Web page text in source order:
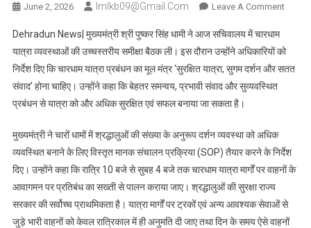
June 2, 2026 Imlkb09@gmail.com Leave A CommentOn
का
मूल
दर्शन
और
संवाद’:
Dehradun News| मुख्यमंत्री श्री पुष्कर सिंह धामी ने आज सचिवालय में चारधाम
यात्रा व्यवस्थाओं की उच्चस्तरीय समीक्षा बैठक ली। इस दौरान उन्होंने अधिकारियों को
निर्देश दिए कि चारधाम यात्रा प्रबंधन का मूल मंत्र ‘सुरक्षित यात्रा, सुगम दर्शन और सतत
संवाद’ होना चाहिए। उन्होंने कहा कि बेहतर समन्वय, प्रभावी संवाद और सुव्यवस्थित
प्रबंधन से यात्रा को और अधिक सुरक्षित एवं सफल बनाया जा सकता है।
मुख्यमंत्री ने चारों धामों में श्रद्धालुओं की संख्या के अनुरूप दर्शन व्यवस्था को अधिक
व्यवस्थित बनाने के लिए विस्तृत मानक संचालन प्रक्रिया (SOP) तैयार करने के निर्देश
दिए। उन्होंने कहा कि रात्रि 10 बजे से सुबह 4 बजे तक चारधाम यात्रा मार्गों पर वाहनों के
आवागमन पर प्रतिबंध का सख्ती से पालन कराया जाए। श्रद्धालुओं की सुरक्षा राज्य
सरकार की सर्वोच्च प्राथमिकता है। यात्रा मार्गों पर ट्रकों एवं अन्य आवश्यक सेवाओं से
जुड़े भारी वाहनों को केवल रात्रिकाल में ही अनुमति दी जाए तथा दिन के समय ऐसे वाहनों